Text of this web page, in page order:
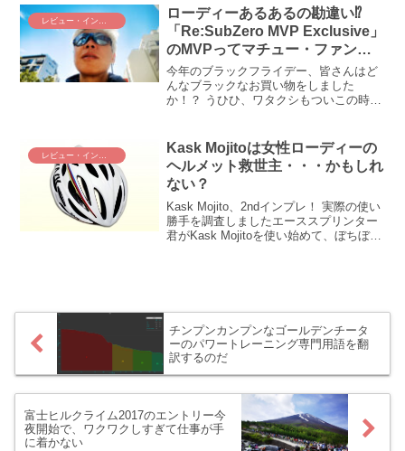
クのハンドルまわりをスッキリさせた
い！ロードバイクは...
ローディーあるあるの勘違い⁉
「Re:SubZero MVP Exclusive」
のMVPってマチュー・ファン・
デル・プールのことですよね？
今年のブラックフライデー、皆さんはど
んなブラックなお買い物をしました
か！？ うひひ、ワタクシもついこの時流
うアイウェア（サングラス）を買ってし
まった(〃艸〃)ﾑﾌｯ MVPってマチュー・
ファン・デル・プールのことでしょ
う？？ えぇ、違うの！？
レビュー・インプレ
Kask Mojitoは女性ローディーの
ヘルメット救世主・・・かもしれ
ない？
Kask Mojito、2ndインプレ！ 実際の使い
勝手を調査しましたエーススプリンター
君がKask Mojitoを使い始めて、ぼちぼち
チンプンカンプンなゴールデンチータ
ーのパワートレーニング専門用語を翻
訳するのだ
富士ヒルクライム2017のエントリー今
夜開始で、ワクワクしすぎて仕事が手
に着かない